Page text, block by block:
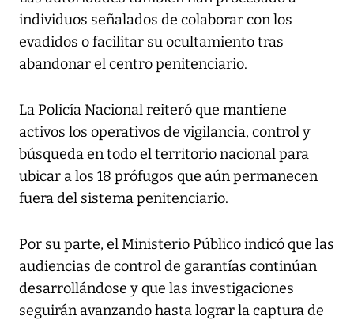
individuos señalados de colaborar con los
evadidos o facilitar su ocultamiento tras
abandonar el centro penitenciario.
La Policía Nacional reiteró que mantiene
activos los operativos de vigilancia, control y
búsqueda en todo el territorio nacional para
ubicar a los 18 prófugos que aún permanecen
fuera del sistema penitenciario.
Por su parte, el Ministerio Público indicó que las
audiencias de control de garantías continúan
desarrollándose y que las investigaciones
seguirán avanzando hasta lograr la captura de